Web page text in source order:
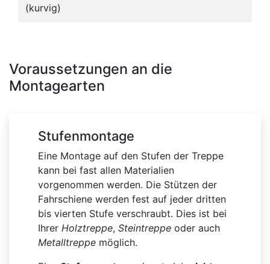
(kurvig)
Voraussetzungen an die
Montagearten
Stufenmontage
Eine Montage auf den Stufen der Treppe
kann bei fast allen Materialien
vorgenommen werden. Die Stützen der
Fahrschiene werden fest auf jeder dritten
bis vierten Stufe verschraubt. Dies ist bei
Ihrer Holztreppe, Steintreppe oder auch
Metalltreppe möglich.